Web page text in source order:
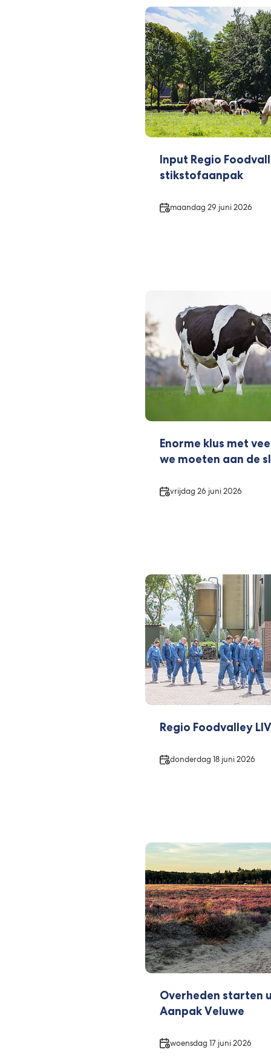
Input Regio
stikstofaanpak
Datum
maandag 29 juni 2026
Enorme klus met
we moeten aan de
Datum
vrijdag 26 juni 2026
Regio Foodvalley
Datum
donderdag 18 juni 2026
Overheden starten
Aanpak Veluwe
Datum
woensdag 17 juni 2026